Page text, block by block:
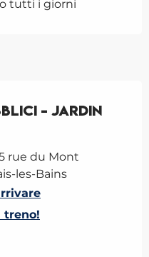
tutti i giorni
- Jardin
rue du Mont
les-Bains
treno!